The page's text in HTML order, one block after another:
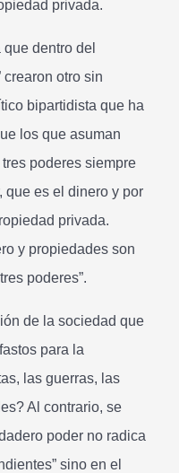
privada.
dentro del
crearon otro sin
bipartidista que ha
los que asuman
poderes siempre
que es el dinero y por
privada.
y propiedades son
poderes”.
de la sociedad que
para la
las guerras, las
Al contrario, se
poder no radica
sino en el